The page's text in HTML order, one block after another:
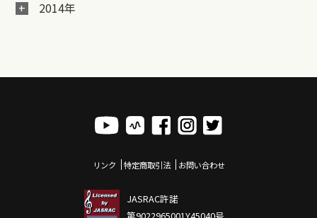
2014年
リンク 特定商取引法 お問い合わせ
JASRAC許諾